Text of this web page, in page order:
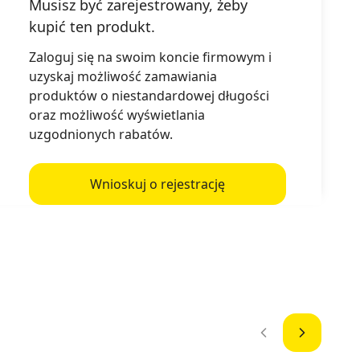
Musisz być zarejestrowany, żeby
kupić ten produkt.
Zaloguj się na swoim koncie firmowym i
uzyskaj możliwość zamawiania
produktów o niestandardowej długości
oraz możliwość wyświetlania
uzgodnionych rabatów.
Wnioskuj o rejestrację
Złóż zapytanie ofertowe